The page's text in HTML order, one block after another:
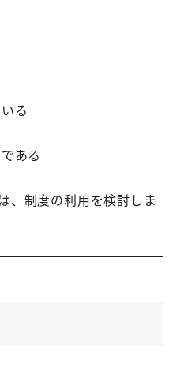
る
ある
、制度の利用を検討しま